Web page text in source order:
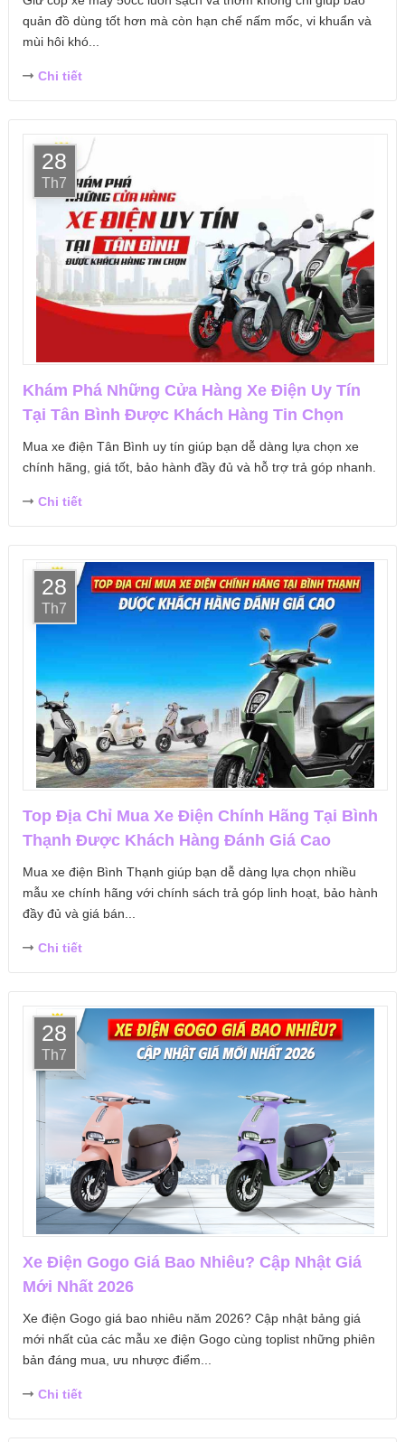
quản đồ dùng tốt hơn mà còn hạn chế nấm mốc, vi khuẩn và
mùi hôi khó...
Chi tiết
28
Th7
Khám Phá Những Cửa Hàng Xe Điện Uy Tín
Tại Tân Bình Được Khách Hàng Tin Chọn
Mua xe điện Tân Bình uy tín giúp bạn dễ dàng lựa chọn xe
chính hãng, giá tốt, bảo hành đầy đủ và hỗ trợ trả góp nhanh.
Chi tiết
28
Th7
Top Địa Chỉ Mua Xe Điện Chính Hãng Tại Bình
Thạnh Được Khách Hàng Đánh Giá Cao
Mua xe điện Bình Thạnh giúp bạn dễ dàng lựa chọn nhiều
mẫu xe chính hãng với chính sách trả góp linh hoạt, bảo hành
đầy đủ và giá bán...
Chi tiết
28
Th7
Xe Điện Gogo Giá Bao Nhiêu? Cập Nhật Giá
Mới Nhất 2026
Xe điện Gogo giá bao nhiêu năm 2026? Cập nhật bảng giá
mới nhất của các mẫu xe điện Gogo cùng toplist những phiên
bản đáng mua, ưu nhược điểm...
Chi tiết